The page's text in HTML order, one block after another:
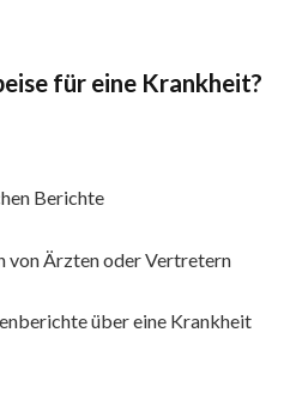
für eine Krankheit?
Berichte
von Ärzten oder Vertretern
über eine Krankheit